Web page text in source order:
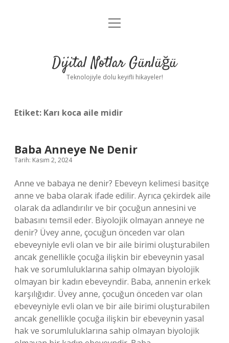
Anasayfa
Yasal Uyarı
menüyü
Dijital Notlar Günlüğü
Teknolojiyle dolu keyifli hikayeler!
Etiket: Karı koca aile midir
Baba Anneye Ne Denir
Tarih: Kasım 2, 2024
Anne ve babaya ne denir? Ebeveyn kelimesi basitçe
anne ve baba olarak ifade edilir. Ayrıca çekirdek aile
olarak da adlandırılır ve bir çocuğun annesini ve
babasını temsil eder. Biyolojik olmayan anneye ne
denir? Üvey anne, çocuğun önceden var olan
ebeveyniyle evli olan ve bir aile birimi oluşturabilen
ancak genellikle çocuğa ilişkin bir ebeveynin yasal
hak ve sorumluluklarına sahip olmayan biyolojik
olmayan bir kadın ebeveyndir. Baba, annenin erkek
karşılığıdır. Üvey anne, çocuğun önceden var olan
ebeveyniyle evli olan ve bir aile birimi oluşturabilen
ancak genellikle çocuğa ilişkin bir ebeveynin yasal
hak ve sorumluluklarına sahip olmayan biyolojik